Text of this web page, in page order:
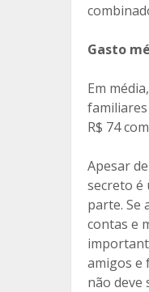
Gasto
Em
familiares
R$ 74
Apesar
secreto é
parte. Se
contas e
amigos e
não deve